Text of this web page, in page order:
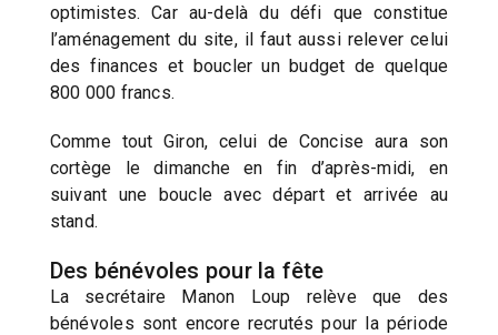
optimistes. Car au-delà du défi que constitue
l’aménagement du site, il faut aussi relever celui
des finances et boucler un budget de quelque
800 000 francs.
Comme tout Giron, celui de Concise aura son
cortège le dimanche en fin d’après-midi, en
suivant une boucle avec départ et arrivée au
stand.
Des bénévoles pour la fête
La secrétaire Manon Loup relève que des
bénévoles sont encore recrutés pour la période